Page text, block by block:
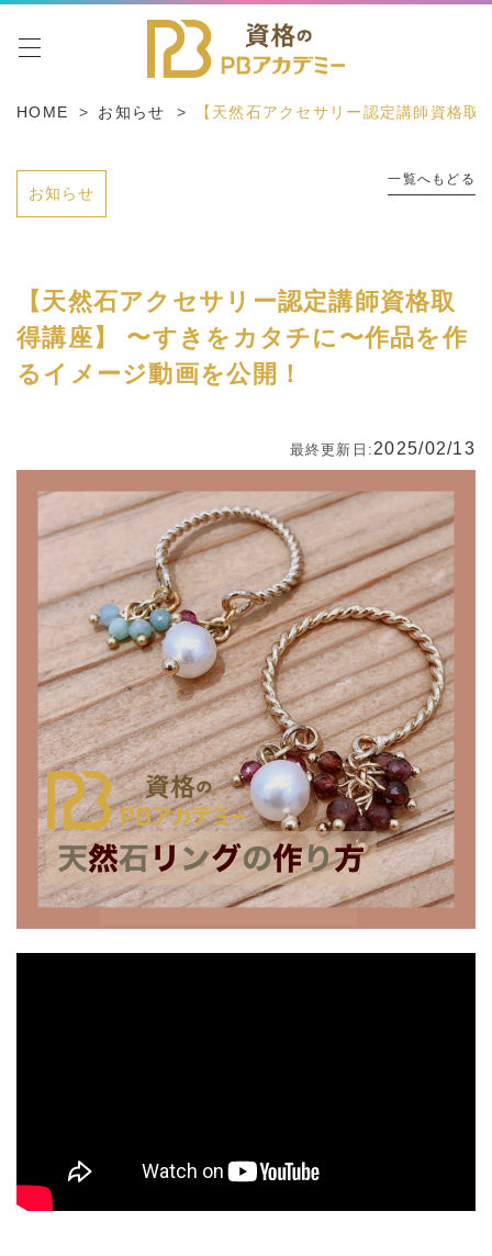
toggle navigation
HOME お知らせ 【天然石アクセサリー認定講師資格
お知らせ
一覧へもどる
【天然石アクセサリー認定講師資格取
得講座】 〜すきをカタチに〜作品を作
るイメージ動画を公開！
最終更新日:2025/02/13